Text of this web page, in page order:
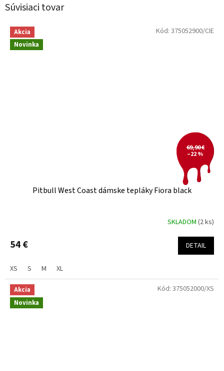
Súvisiaci tovar
Akcia
Novinka
69,90 €
–22 %
Pitbull West Coast dámske tepláky Fiora black
SKLADOM (2 ks)
54 € DETAIL
XS S M XL
Kód: 375052900/CIE
Akcia
Novinka
Kód: 375052000/XS